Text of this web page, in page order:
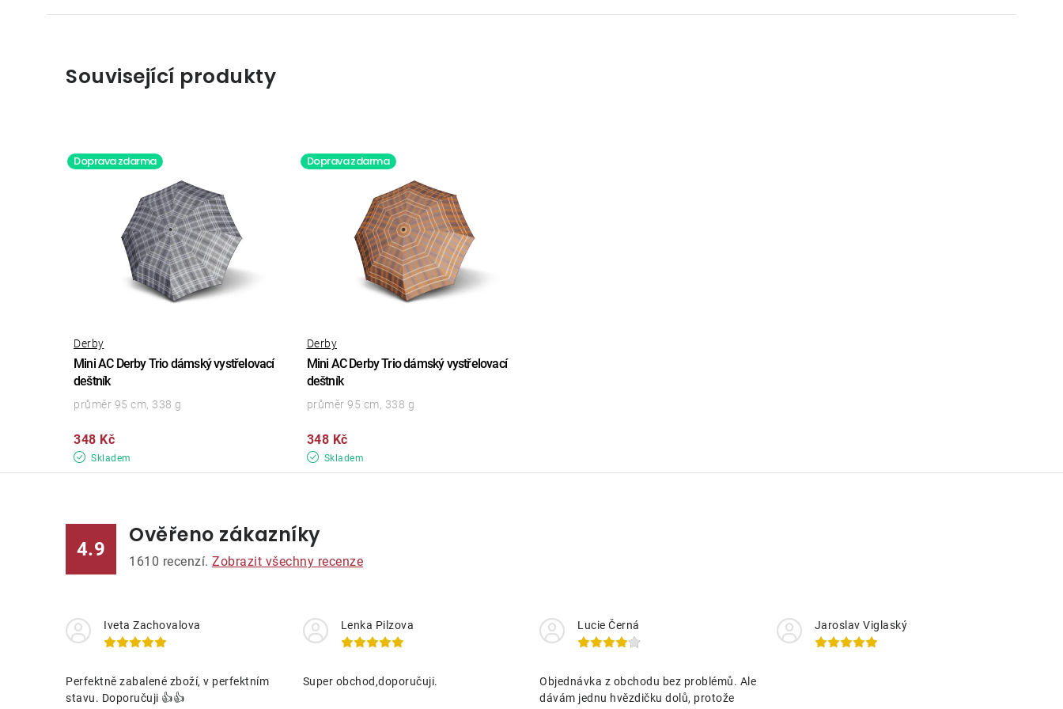
Související produkty
Doprava zdarma
Mini AC Derby Trio dámský vystřelovací
deštník
Derby
Skladem
348 Kč
průměr 95 cm, 338 g
Doprava zdarma
Mini AC Derby Trio dámský vystřelovací
deštník
Derby
Skladem
348 Kč
průměr 95 cm, 338 g
4.9
Ověřeno zákazníky
1610 recenzí. Zobrazit všechny recenze
Iveta Zachovalova
Perfektně zabalené zboží, v perfektním
stavu. Doporučuji 👍👍
Lenka Pilzova
Super obchod,doporučuji.
Lucie Černá
Objednávka z obchodu bez problémů. Ale
dávám jednu hvězdičku dolů, protože
Jaroslav Viglaský